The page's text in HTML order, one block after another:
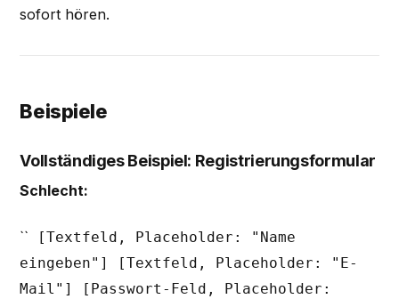
sofort hören.
Beispiele
Vollständiges Beispiel: Registrierungsformular
Schlecht:
`` [Textfeld, Placeholder: "Name
eingeben"] [Textfeld, Placeholder: "E-
Mail"] [Passwort-Feld, Placeholder: